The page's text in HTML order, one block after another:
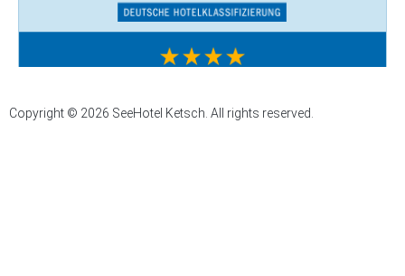
Copyright © 2026 SeeHotel Ketsch. All rights reserved.